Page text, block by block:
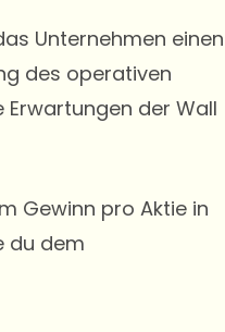
Unternehmen einen
des operativen
Erwartungen der Wall
Gewinn pro Aktie in
du dem